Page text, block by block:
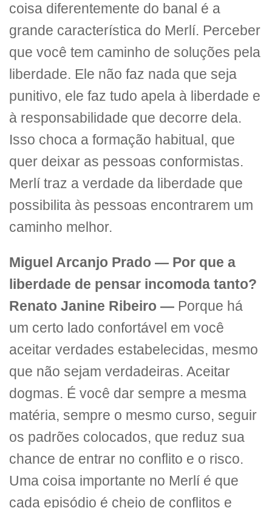
coisa diferentemente do banal é a
grande característica do Merlí. Perceber
que você tem caminho de soluções pela
liberdade. Ele não faz nada que seja
punitivo, ele faz tudo apela à liberdade e
à responsabilidade que decorre dela.
Isso choca a formação habitual, que
quer deixar as pessoas conformistas.
Merlí traz a verdade da liberdade que
possibilita às pessoas encontrarem um
caminho melhor.
Miguel Arcanjo Prado — Por que a
liberdade de pensar incomoda tanto?
Renato Janine Ribeiro — Porque há
um certo lado confortável em você
aceitar verdades estabelecidas, mesmo
que não sejam verdadeiras. Aceitar
dogmas. É você dar sempre a mesma
matéria, sempre o mesmo curso, seguir
os padrões colocados, que reduz sua
chance de entrar no conflito e o risco.
Uma coisa importante no Merlí é que
cada episódio é cheio de conflitos e